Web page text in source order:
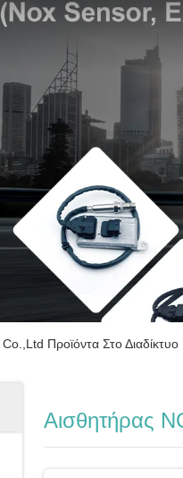
Προϊόντα Στο Διαδίκτυο
Αισθητήρας